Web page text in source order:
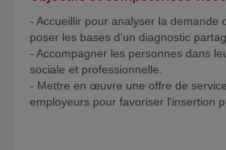
- Accueillir pour analyser la demande
poser les bases d'un diagnostic
- Accompagner les personnes dans
sociale et professionnelle.
- Mettre en œuvre une offre de
employeurs pour favoriser l'insertion